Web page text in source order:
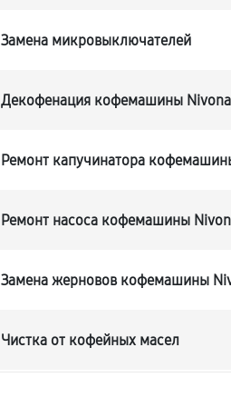
Замена микровыключателей
Декофенация кофемашины Nivona
Ремонт капучинатора
Ремонт насоса кофемашины
Замена жерновов кофемашины
Чистка от кофейных масел